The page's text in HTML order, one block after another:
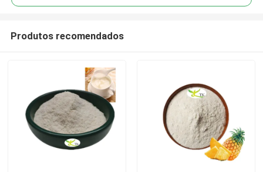
Produtos recomendados